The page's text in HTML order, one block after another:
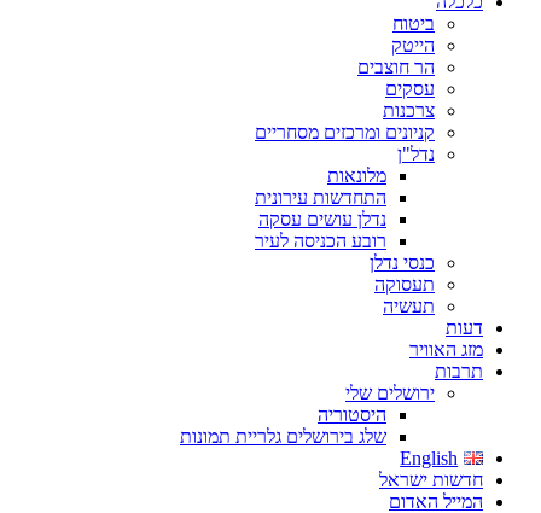
ביטוח
הייטק
הר חוצבים
עסקים
צרכנות
קניונים ומרכזים מסחריים
נדל"ן
מלונאות
התחדשות עירונית
נדלן עושים עסקה
רובע הכניסה לעיר
כנסי נדלן
תעסוקה
תעשיה
דעות
מזג האוויר
תרבות
ירושלים שלי
היסטוריה
שלג בירושלים גלריית תמונות
English
חדשות ישראל
המייל האדום